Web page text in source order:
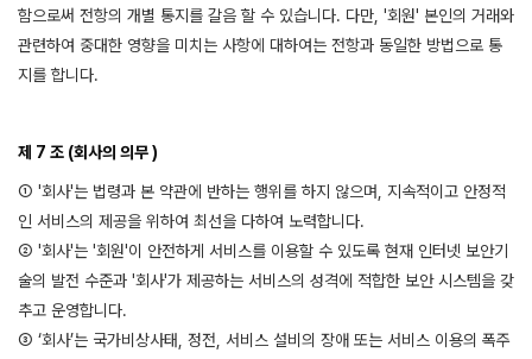
함으로써 전항의 개별 통지를 갈음 할 수 있습니다. 다만, '회원' 본인의 거래와
관련하여 중대한 영향을 미치는 사항에 대하여는 전항과 동일한 방법으로 통
지를 합니다.
제 7 조 (회사의 의무 )
① '회사'는 법령과 본 약관에 반하는 행위를 하지 않으며, 지속적이고 안정적
인 서비스의 제공을 위하여 최선을 다하여 노력합니다.
② '회사'는 '회원'이 안전하게 서비스를 이용할 수 있도록 현재 인터넷 보안기
술의 발전 수준과 '회사'가 제공하는 서비스의 성격에 적합한 보안 시스템을 갖
추고 운영합니다.
③ ‘회사’는 국가비상사태, 정전, 서비스 설비의 장애 또는 서비스 이용의 폭주